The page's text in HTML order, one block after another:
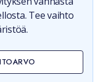
Tee vaihto